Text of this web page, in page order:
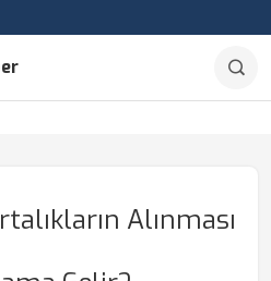
Alınması